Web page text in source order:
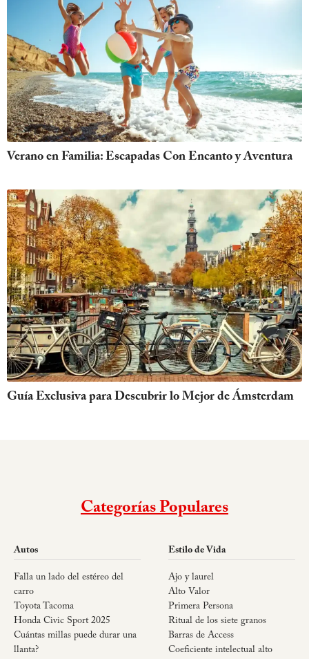
Verano en Familia: Escapadas Con Encanto y Aventura
Guía Exclusiva para Descubrir lo Mejor de Ámsterdam
Categorías Populares
Autos
Falla un lado del estéreo del
carro
Toyota Tacoma
Honda Civic Sport 2025
Cuántas millas puede durar una
llanta?
Estilo de Vida
Ajo y laurel
Alto Valor
Primera Persona
Ritual de los siete granos
Barras de Access
Coeficiente intelectual alto